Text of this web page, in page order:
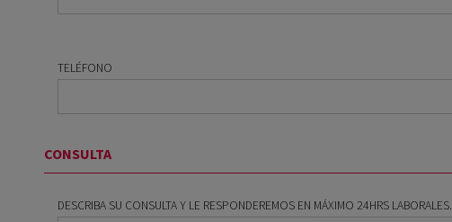
TELÉFONO
CONSULTA
DESCRIBA SU CONSULTA Y LE RESPONDEREMOS EN MÁXIMO 24HRS LABORALES.